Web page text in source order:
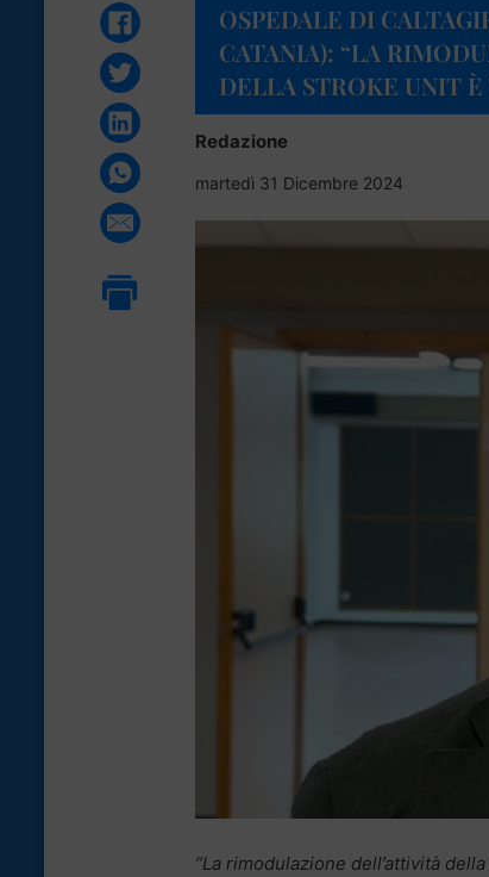
OSPEDALE DI
CATANIA): “LA
DELLA STROKE UNIT
Redazione
martedì 31 Dicembre 2024
“La rimodulazione dell’attività